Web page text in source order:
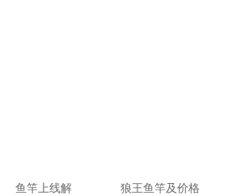
鱼竿上线解 狼王鱼竿及价格